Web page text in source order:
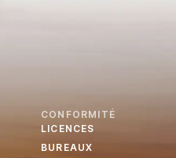
CONFORMITÉ
LICENCES
BUREAUX